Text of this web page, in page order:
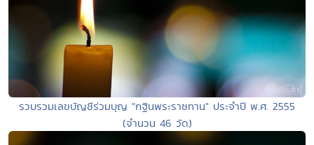
รวบรวมเลขบัญชีร่วมบุญ "กฐินพระราชทาน" ประจำปี พ.ศ. 2555
(จำนวน 46 วัด)